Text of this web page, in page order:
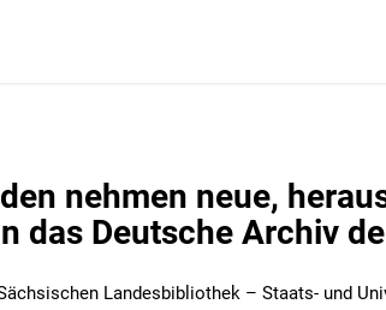
nehmen neue,
das Deutsche Archiv
Landesbibliothek – Staats- und